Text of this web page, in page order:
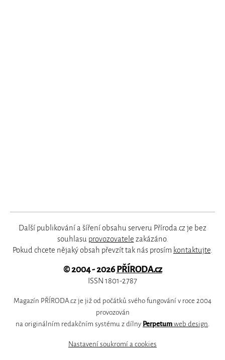
Další publikování a šíření obsahu serveru Příroda.cz je bez
souhlasu provozovatele zakázáno.
Pokud chcete nějaký obsah převzít tak nás prosím kontaktujte
© 2004 - 2026PŘÍRODA.cz
ISSN 1801-2787
Magazín PŘÍRODA.cz je již od počátků svého fungování v roce 2004
provozován
na originálním redakčním systému z dílny Perpetum web design
Nastavení soukromí a cookies